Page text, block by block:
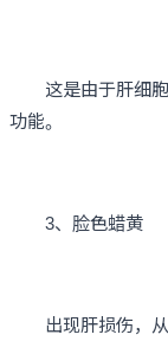
这是由于肝细胞
功能。
3、脸色蜡黄
出现肝损伤，从